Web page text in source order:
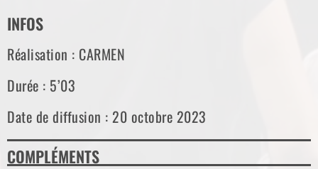
INFOS
Réalisation : CARMEN
Durée : 5’03
Date de diffusion : 20 octobre 2023
COMPLÉMENTS